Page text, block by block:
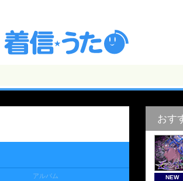
アルバム
おす
NEW